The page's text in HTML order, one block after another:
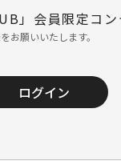
」会員限定コン
お願いいたします。
ログイン